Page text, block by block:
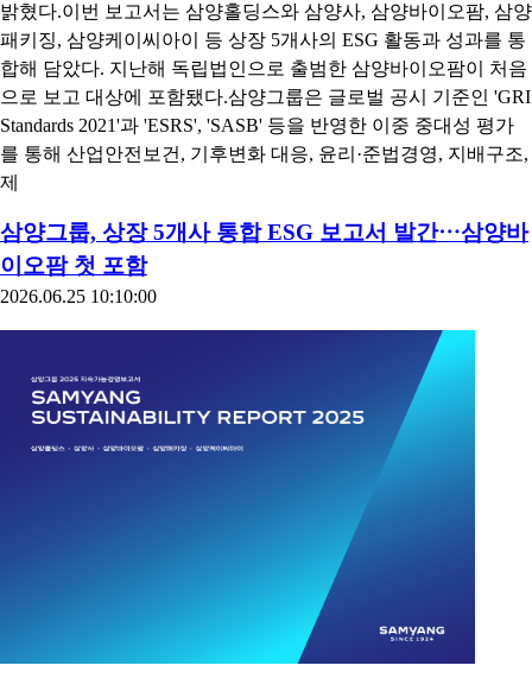
밝혔다.이번 보고서는 삼양홀딩스와 삼양사, 삼양바이오팜, 삼양
패키징, 삼양케이씨아이 등 상장 5개사의 ESG 활동과 성과를 통
합해 담았다. 지난해 독립법인으로 출범한 삼양바이오팜이 처음
으로 보고 대상에 포함됐다.삼양그룹은 글로벌 공시 기준인 'GRI
Standards 2021'과 'ESRS', 'SASB' 등을 반영한 이중 중대성 평가
를 통해 산업안전보건, 기후변화 대응, 윤리·준법경영, 지배구조,
제
삼양그룹, 상장 5개사 통합 ESG 보고서 발간⋯삼양바
이오팜 첫 포함
2026.06.25 10:10:00